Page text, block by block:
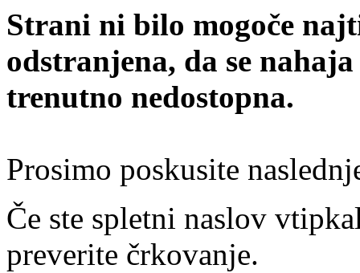
Strani ni bilo mogoče
odstranjena, da se
trenutno nedostopna.
Prosimo poskusite
Če ste spletni naslov
preverite črkovanje.